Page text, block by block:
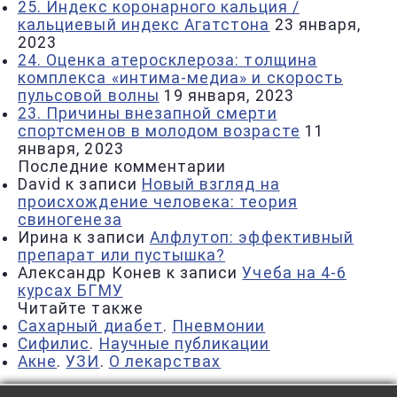
25. Индекс коронарного кальция /
кальциевый индекс Агатстона 23 января,
2023
24. Оценка атеросклероза: толщина
комплекса «интима-медиа» и скорость
пульсовой волны 19 января, 2023
23. Причины внезапной смерти
спортсменов в молодом возрасте 11
января, 2023
Последние комментарии
David к записи Новый взгляд на
происхождение человека: теория
свиногенеза
Ирина к записи Алфлутоп: эффективный
препарат или пустышка?
Александр Конев к записиУчеба на 4-6
курсах БГМУ
Читайте также
Сахарный диабет. Пневмонии
Сифилис. Научные публикации
Акне.УЗИ . О лекарствах